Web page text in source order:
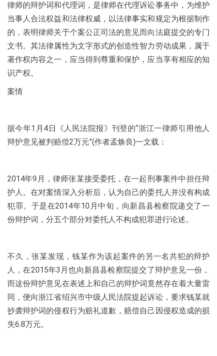
律师的辩护词和代理词，是律师在代理诉讼事务中，为维护
当事人合法权益和法律权威，以法律事实和规定为根据制作
的，表明律师关于个案公正司法的意见而向法庭提交的专门
文书。其法律属性为文字形式的创造性智力劳动成果，属于
著作权内容之一，应当得到尊重和保护，应当享有相应的知
识产权。
案情
据今年1月4日《人民法院报》刊登的“浙江一律师引用他人
辩护意见被判赔偿2万元”(作者孟焕良)一文载：
2014年9月，律师张某接受委托，在一起刑事案件中担任辩
护人。在对案情深入分析后，认为自己的委托人并没有构成
犯罪。于是在2014年10月中旬，向新昌县检察院递交了一
份辩护词，分五个部分对委托人不构成犯罪进行论述。
不久，张某发现，钱某作为该起案件的另一名共犯的辩护
人，在2015年3月也向新昌县检察院提交了辩护意见一份，
而这份辩护意见在表述上和自己的辩护词竟然存在着大量雷
同，便向浙江省绍兴市中级人民法院提起诉讼，要求钱某就
抄袭辩护词的侵权行为赔礼道歉，赔偿自己因侵权造成的损
失6.8万元。